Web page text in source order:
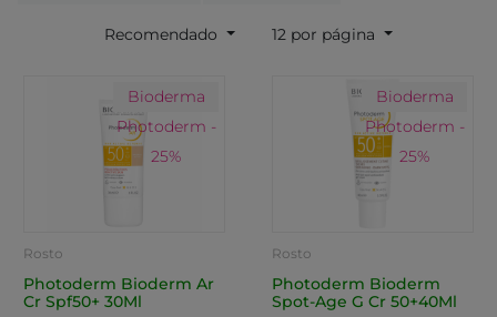
Recomendado 12 por página
Bioderma
Photoderm -
25%
Rosto
Photoderm Bioderm Ar
Cr Spf50+ 30Ml
Bioderma
Photoderm -
25%
Rosto
Photoderm Bioderm
Spot-Age G Cr 50+40Ml